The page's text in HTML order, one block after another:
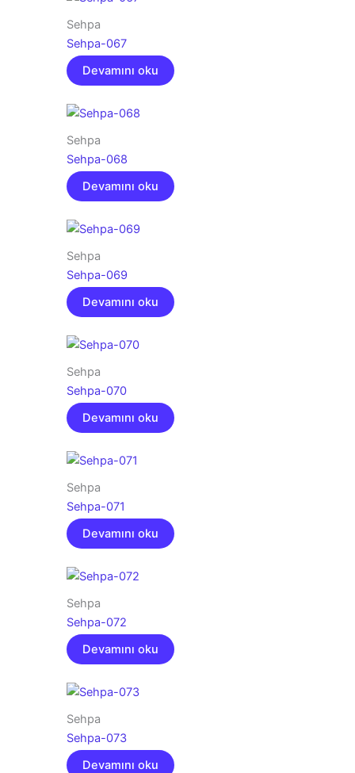
Sehpa
Sehpa-067
Devamını oku
Sehpa
Sehpa-068
Devamını oku
Sehpa
Sehpa-069
Devamını oku
Sehpa
Sehpa-070
Devamını oku
Sehpa
Sehpa-071
Devamını oku
Sehpa
Sehpa-072
Devamını oku
Sehpa
Sehpa-073
Devamını oku